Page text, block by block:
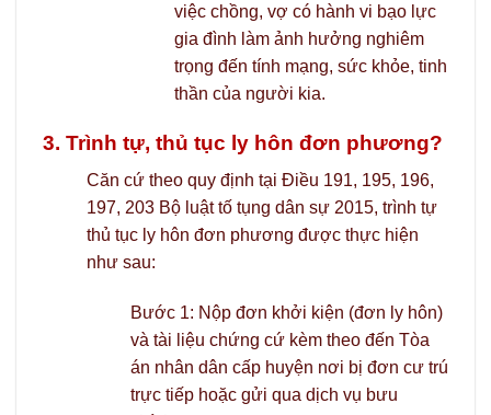
việc chồng, vợ có hành vi bạo lực
gia đình làm ảnh hưởng nghiêm
trọng đến tính mạng, sức khỏe, tinh
thần của người kia.
3. Trình tự, thủ tục ly hôn đơn phương?
Căn cứ theo quy định tại Điều 191, 195, 196,
197, 203 Bộ luật tố tụng dân sự 2015, trình tự
thủ tục ly hôn đơn phương được thực hiện
như sau:
Bước 1: Nộp đơn khởi kiện (đơn ly hôn)
và tài liệu chứng cứ kèm theo đến Tòa
án nhân dân cấp huyện nơi bị đơn cư trú
trực tiếp hoặc gửi qua dịch vụ bưu